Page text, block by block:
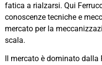
fatica a rialzarsi. Qui
conoscenze tecniche e
mercato per la
scala.
Il mercato è dominato